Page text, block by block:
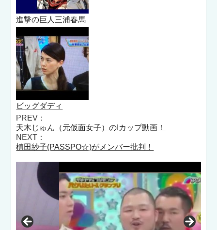
進撃の巨人三浦春馬
ビッグダディ
PREV：
天木じゅん（元仮面女子）のIカップ動画！
NEXT：
槙田紗子(PASSPO☆)がメンバー批判！